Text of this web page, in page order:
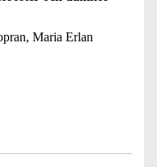
Maria Erlan